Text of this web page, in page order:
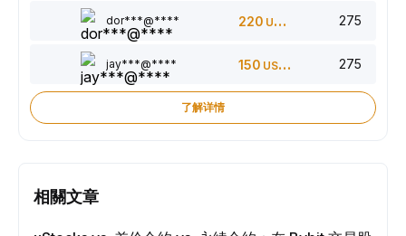
dor***@**** 220 USDT 275
jay***@**** 150 USDT 275
了解详情
相關文章